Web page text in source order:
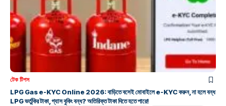
টেক টিপস
LPG Gas e-KYC Online 2026: বাড়িতে বসেই মোবাইলে e-KYC করুন, না হলে বন্ধ
LPG ভর্তুকির টাকা, গ্যাস বুকিং বন্ধ? অতিরিক্ত টাকা দিতে হতে পারে!